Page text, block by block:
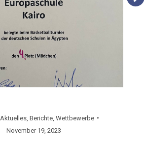
Aktuelles, Berichte, Wettbewerbe
November 19, 2023